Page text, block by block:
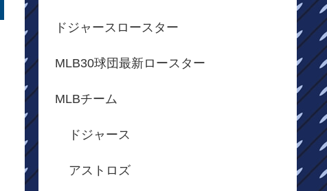
ドジャースロースター
MLB30球団最新ロースター
MLBチーム
ドジャース
アストロズ